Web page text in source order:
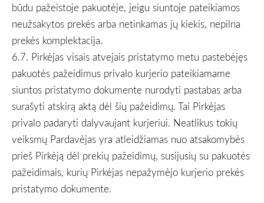
būdu pažeistoje pakuotėje, jeigu siuntoje pateikiamos
neužsakytos prekės arba netinkamas jų kiekis, nepilna
prekės komplektacija.
6.7. Pirkėjas visais atvejais pristatymo metu pastebėjęs
pakuotės pažeidimus privalo kurjerio pateikiamame
siuntos pristatymo dokumente nurodyti pastabas arba
surašyti atskirą aktą dėl šių pažeidimų. Tai Pirkėjas
privalo padaryti dalyvaujant kurjeriui. Neatlikus tokių
veiksmų Pardavėjas yra atleidžiamas nuo atsakomybės
prieš Pirkėją dėl prekių pažeidimų, susijusių su pakuotės
pažeidimais, kurių Pirkėjas nepažymėjo kurjerio prekės
pristatymo dokumente.